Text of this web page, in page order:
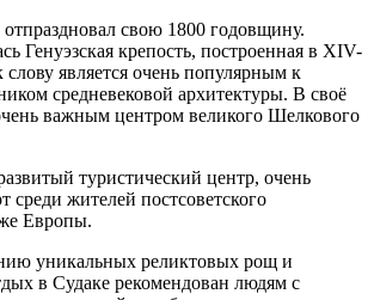
свою 1800 годовщину.
Генуэзская крепость, построенная в XIV-
слову является очень популярным к
средневековой архитектуры. В своё
важным центром великого Шелкового
туристический центр, очень
среди жителей постсоветского
Европы.
уникальных реликтовых рощ и
в Судаке рекомендован людям с